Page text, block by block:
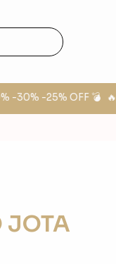
30% -25% OFF 💣 🔥
JOTA